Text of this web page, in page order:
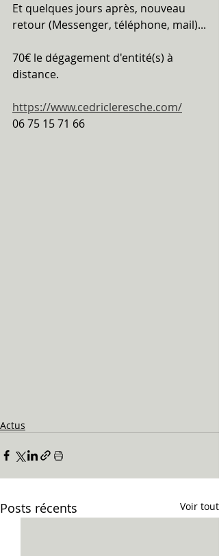
Et quelques jours après, nouveau
retour (Messenger, téléphone, mail)...
70€ le dégagement d'entité(s) à
distance.
https://www.cedricleresche.com/
06 75 15 71 66
Actus
Posts récents Voir tout